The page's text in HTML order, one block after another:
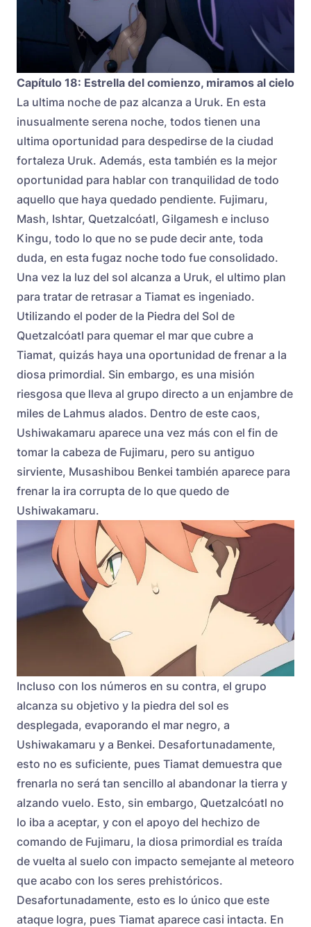
Capítulo 18: Estrella del comienzo, miramos al cielo
La ultima noche de paz alcanza a Uruk. En esta
inusualmente serena noche, todos tienen una
ultima oportunidad para despedirse de la ciudad
fortaleza Uruk. Además, esta también es la mejor
oportunidad para hablar con tranquilidad de todo
aquello que haya quedado pendiente. Fujimaru,
Mash, Ishtar, Quetzalcóatl, Gilgamesh e incluso
Kingu, todo lo que no se pude decir ante, toda
duda, en esta fugaz noche todo fue consolidado.
Una vez la luz del sol alcanza a Uruk, el ultimo plan
para tratar de retrasar a Tiamat es ingeniado.
Utilizando el poder de la Piedra del Sol de
Quetzalcóatl para quemar el mar que cubre a
Tiamat, quizás haya una oportunidad de frenar a la
diosa primordial. Sin embargo, es una misión
riesgosa que lleva al grupo directo a un enjambre de
miles de Lahmus alados. Dentro de este caos,
Ushiwakamaru aparece una vez más con el fin de
tomar la cabeza de Fujimaru, pero su antiguo
sirviente, Musashibou Benkei también aparece para
frenar la ira corrupta de lo que quedo de
Ushiwakamaru.
Incluso con los números en su contra, el grupo
alcanza su objetivo y la piedra del sol es
desplegada, evaporando el mar negro, a
Ushiwakamaru y a Benkei. Desafortunadamente,
esto no es suficiente, pues Tiamat demuestra que
frenarla no será tan sencillo al abandonar la tierra y
alzando vuelo. Esto, sin embargo, Quetzalcóatl no
lo iba a aceptar, y con el apoyo del hechizo de
comando de Fujimaru, la diosa primordial es traída
de vuelta al suelo con impacto semejante al meteoro
que acabo con los seres prehistóricos.
Desafortunadamente, esto es lo único que este
ataque logra, pues Tiamat aparece casi intacta. En